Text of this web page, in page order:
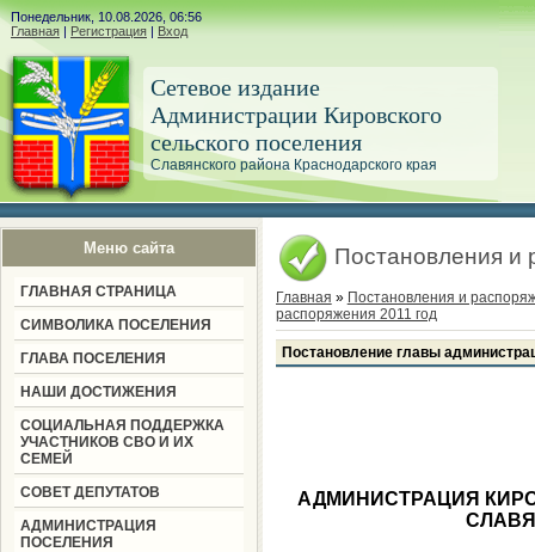
Понедельник, 10.08.2026, 06:56
Главная | Регистрация | Вход
Сетевое издание
Администрации Кировского
сельского поселения
Славянского района Краснодарского края
Меню сайта
ГЛАВНАЯ СТРАНИЦА
СИМВОЛИКА ПОСЕЛЕНИЯ
ГЛАВА ПОСЕЛЕНИЯ
НАШИ ДОСТИЖЕНИЯ
СОЦИАЛЬНАЯ ПОДДЕРЖКА
УЧАСТНИКОВ СВО И ИХ
СЕМЕЙ
СОВЕТ ДЕПУТАТОВ
АДМИНИСТРАЦИЯ
ПОСЕЛЕНИЯ
Постановления и
Главная » Постановления и
распоряжения 2011 год
Постановление главы
АДМИНИСТРАЦИЯ